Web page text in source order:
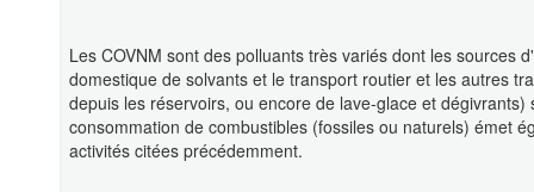
Les COVNM sont des polluants très variés dont les sources
domestique de solvants et le transport routier et les autres
depuis les réservoirs, ou encore de lave-glace et
consommation de combustibles (fossiles ou naturels) émet
activités citées précédemment.